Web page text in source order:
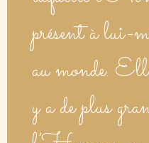
présent à lui-
au monde.
y a de plus